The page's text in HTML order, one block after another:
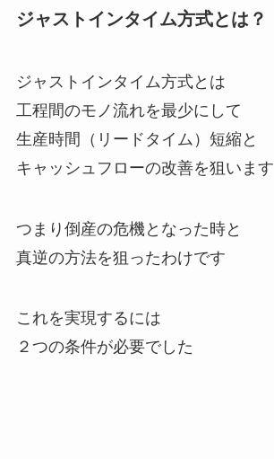
ジャストインタイム方式とは？
ジャストインタイム方式とは
工程間のモノ流れを最少にして
生産時間（リードタイム）短縮と
キャッシュフローの改善を狙います
つまり倒産の危機となった時と
真逆の方法を狙ったわけです
これを実現するには
２つの条件が必要でした